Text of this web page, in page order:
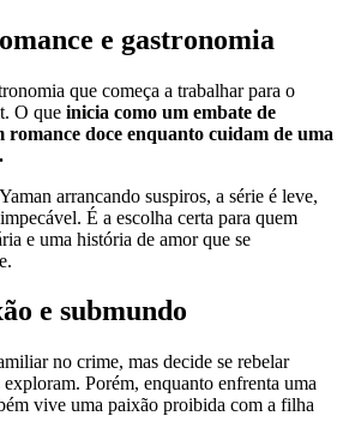
e gastronomia
que começa a trabalhar para o
O que inicia como um embate de
romance doce enquanto cuidam de uma
arrancando suspiros, a série é leve,
É a escolha certa para quem
e uma história de amor que se
e submundo
no crime, mas decide se rebelar
Porém, enquanto enfrenta uma
vive uma paixão proibida com a filha